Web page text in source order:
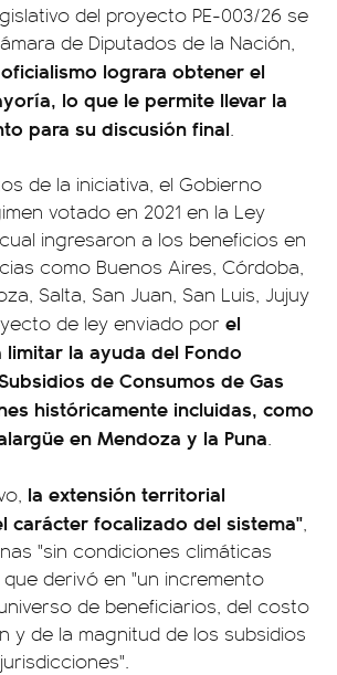
del proyecto PE-003/26 se
de Diputados de la Nación,
lograra obtener el
lo que le permite llevar la
para su discusión final.
de la iniciativa, el Gobierno
votado en 2021 en la Ley
ingresaron a los beneficios en
como Buenos Aires, Córdoba,
Salta, San Juan, San Luis, Jujuy
de ley enviado por el
la ayuda del Fondo
de Consumos de Gas
históricamente incluidas, como
en Mendoza y la Puna.
la extensión territorial
carácter focalizado del sistema",
"sin condiciones climáticas
derivó en "un incremento
de beneficiarios, del costo
y de la magnitud de los subsidios